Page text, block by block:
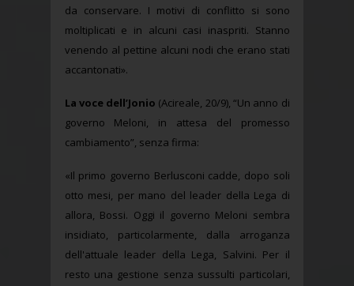
da conservare. I motivi di conflitto si sono
moltiplicati e in alcuni casi inaspriti. Stanno
venendo al pettine alcuni nodi che erano stati
accantonati».
La voce dell’Jonio (Acireale, 20/9), “Un anno di
governo Meloni, in attesa del promesso
cambiamento”, senza firma:
«Il primo governo Berlusconi cadde, dopo soli
otto mesi, per mano del leader della Lega di
allora, Bossi. Oggi il governo Meloni sembra
insidiato, particolarmente, dalla arroganza
dell'attuale leader della Lega, Salvini. Per il
resto una gestione senza sussulti particolari,